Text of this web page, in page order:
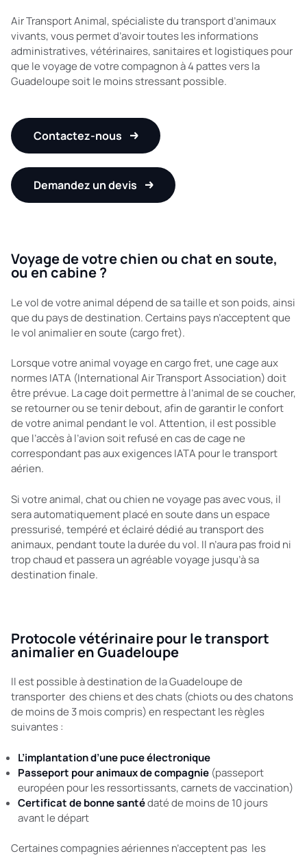
Air Transport Animal, spécialiste du transport d’animaux
vivants, vous permet d’avoir toutes les informations
administratives, vétérinaires, sanitaires et logistiques pour
que le voyage de votre compagnon à 4 pattes vers la
Guadeloupe soit le moins stressant possible.
Contactez-nous
Demandez un devis
Voyage de votre chien ou chat en soute,
ou en cabine ?
Le vol de votre animal dépend de sa taille et son poids, ainsi
que du pays de destination. Certains pays n’acceptent que
le vol animalier en soute (cargo fret).
Lorsque votre animal voyage en cargo fret, une cage aux
normes IATA (International Air Transport Association) doit
être prévue. La cage doit permettre à l’animal de se coucher,
se retourner ou se tenir debout, afin de garantir le confort
de votre animal pendant le vol. Attention, il est possible
que l’accès à l’avion soit refusé en cas de cage ne
correspondant pas aux exigences IATA pour le transport
aérien.
Si votre animal, chat ou chien ne voyage pas avec vous, il
sera automatiquement placé en soute dans un espace
pressurisé, tempéré et éclairé dédié au transport des
animaux, pendant toute la durée du vol. Il n’aura pas froid ni
trop chaud et passera un agréable voyage jusqu’à sa
destination finale.
Protocole vétérinaire pour le transport
animalier en Guadeloupe
Il est possible à destination de la Guadeloupe de
transporter des chiens et des chats (chiots ou des chatons
de moins de 3 mois compris) en respectant les règles
suivantes :
L’implantation d’une puce électronique
Passeport pour animaux de compagnie (passeport
européen pour les ressortissants, carnets de vaccination)
Certificat de bonne santédaté de moins de 10 jours
avant le départ
Certaines compagnies aériennes n’acceptent pas les